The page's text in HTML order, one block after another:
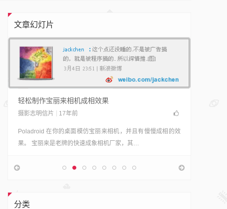
文章幻灯片
轻松制作宝丽来相机成相效果
摄影志明信片 17年前
Poladroid 在你的桌面模仿宝丽来相机，并且有慢慢成相的效
果。 宝丽来是老牌的快速成象相机厂家，其…
分类